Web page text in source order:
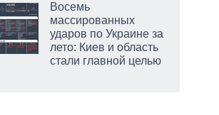
Восемь
массированных
ударов по Украине за
лето: Киев и область
стали главной целью